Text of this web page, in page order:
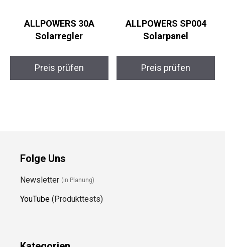
ALLPOWERS 30A
Solarregler
Preis prüfen
ALLPOWERS SP004
Solarpanel
Preis prüfen
Folge Uns
Newsletter (in Planung)
YouTube (Produkttests)